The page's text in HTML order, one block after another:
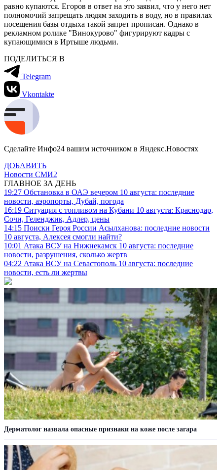
равно купаются. Егоров в ответ на это заявил, что у него нет
полномочий запрещать людям заходить в воду, но в правилах
посещения базы отдыха такой запрет прописан. Однако в
рекламном ролике "Винокурово" фигурируют кадры с
купающимися в Иртыше людьми.
ПОДЕЛИТЬСЯ В
Telegram
Vkontakte
Сделайте Инфо24 вашим источником в Яндекс.Новостях
ДОБАВИТЬ
Новости СМИ2
ГЛАВНОЕ ЗА ДЕНЬ
19:27 Обстановка в ОАЭ вечером 10 августа: последние
новости, аэропорты, Дубай, погода
16:19 Ситуация с топливом на Кубани 10 августа: Краснодар,
Сочи, Геленджик, Адлер, цены
14:15 Поиски Героя России Асылханова: последние новости
10 августа, Алексея смогли найти?
10:01 Атака ВСУ на Нижнекамск 10 августа: последние
новости, разрушения, сколько жертв
04:22 Атака ВСУ на Севастополь 10 августа: последние
новости, есть ли жертвы
Дерматолог назвала опасные признаки на коже после загара